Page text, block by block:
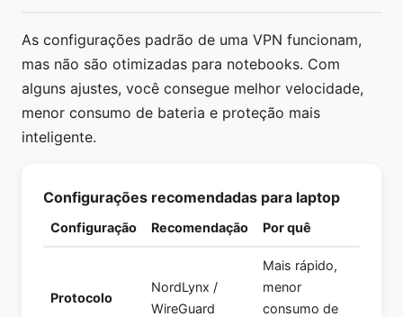
As configurações padrão de uma VPN funcionam,
mas não são otimizadas para notebooks. Com
alguns ajustes, você consegue melhor velocidade,
menor consumo de bateria e proteção mais
inteligente.
Configurações recomendadas para laptop
Configuração Recomendação Por quê
Protocolo
NordLynx /
WireGuard
Mais rápido,
menor
consumo de